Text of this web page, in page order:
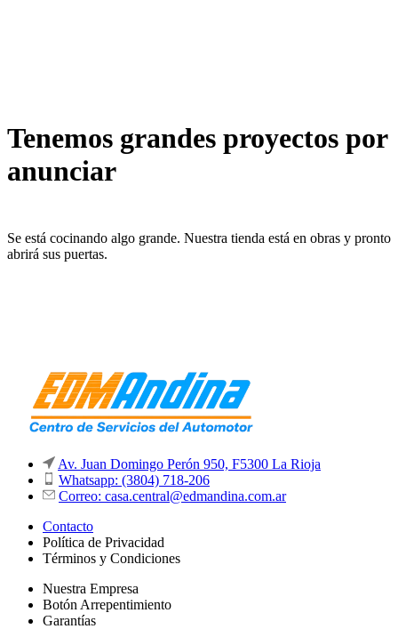
Tenemos grandes proyectos por
anunciar
Se está cocinando algo grande. Nuestra tienda está en obras y pronto
abrirá sus puertas.
Av. Juan Domingo Perón 950, F5300 La Rioja
Whatsapp: (3804) 718-206
Correo: casa.central@edmandina.com.ar
Contacto
Política de Privacidad
Términos y Condiciones
Nuestra Empresa
Botón Arrepentimiento
Garantías